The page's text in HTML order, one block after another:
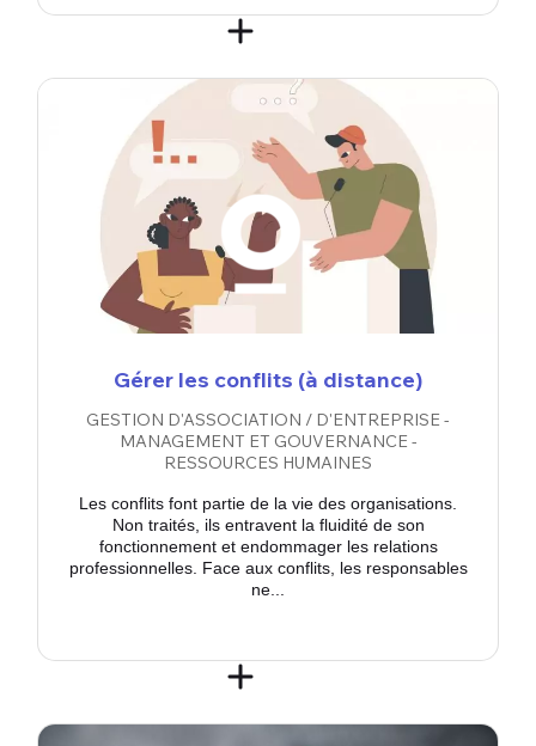
Gérer les conflits (à distance)
GESTION D'ASSOCIATION / D'ENTREPRISE -
MANAGEMENT ET GOUVERNANCE -
RESSOURCES HUMAINES
Les conflits font partie de la vie des organisations.
Non traités, ils entravent la fluidité de son
fonctionnement et endommager les relations
professionnelles. Face aux conflits, les responsables
ne...